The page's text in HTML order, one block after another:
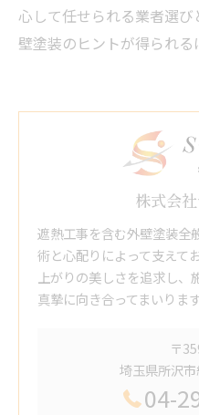
心して任せられる業者選
壁塗装のヒントが得られる
株式会
遮熱工事を含む外壁塗装全
術と心配りによって支えて
上がりの美しさを追求し
真摯に向き合ってまいります
〒
埼玉県所沢
04-